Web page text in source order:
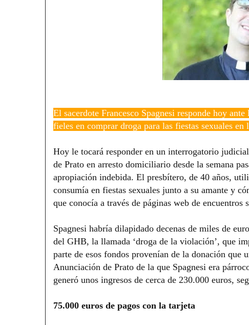
El sacerdote Francesco Spagnesi responde hoy
fieles en comprar droga para las fiestas sexuales
Hoy le tocará responder en un interrogatorio
de Prato en arresto domiciliario desde la semana
apropiación indebida. El presbítero, de 40 años,
consumía en fiestas sexuales junto a su amante y
que conocía a través de páginas web de encuentros
Spagnesi habría dilapidado decenas de miles de
del GHB, la llamada ‘droga de la violación’, que
parte de esos fondos provenían de la donación que
Anunciación de Prato de la que Spagnesi era
generó unos ingresos de cerca de 230.000 euros,
75.000 euros de pagos con la tarjeta